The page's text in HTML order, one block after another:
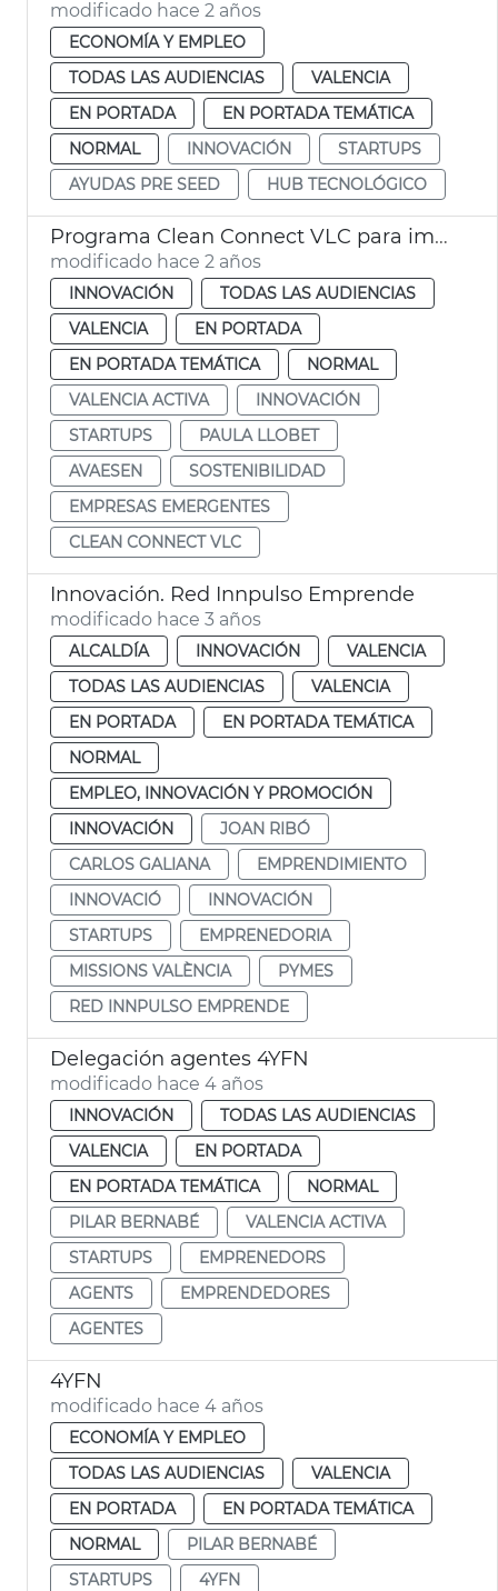
modificado hace 2 años
ECONOMÍA Y EMPLEO
TODAS LAS AUDIENCIAS
VALENCIA
EN PORTADA
EN PORTADA TEMÁTICA
NORMAL
INNOVACIÓN
STARTUPS
AYUDAS PRE SEED
HUB TECNOLÓGICO
Programa Clean Connect VLC para implicar startups
modificado hace 2 años
INNOVACIÓN
TODAS LAS AUDIENCIAS
VALENCIA
EN PORTADA
EN PORTADA TEMÁTICA
NORMAL
VALENCIA ACTIVA
INNOVACIÓN
STARTUPS
PAULA LLOBET
AVAESEN
SOSTENIBILIDAD
EMPRESAS EMERGENTES
CLEAN CONNECT VLC
Innovación. Red Innpulso Emprende
modificado hace 3 años
ALCALDÍA INNOVACIÓN
VALENCIA
TODAS LAS AUDIENCIAS
VALENCIA
EN PORTADA
EN PORTADA TEMÁTICA
NORMAL
EMPLEO, INNOVACIÓN Y PROMOCIÓN
INNOVACIÓN
JOAN RIBÓ
CARLOS GALIANA
EMPRENDIMIENTO
INNOVACIÓ
INNOVACIÓN
STARTUPS
EMPRENEDORIA
MISSIONS VALÈNCIA
PYMES
RED INNPULSO EMPRENDE
Delegación agentes 4YFN
modificado hace 4 años
INNOVACIÓN
TODAS LAS AUDIENCIAS
VALENCIA
EN PORTADA
EN PORTADA TEMÁTICA
NORMAL
PILAR BERNABÉ
VALENCIA ACTIVA
STARTUPS
EMPRENEDORS
AGENTS
EMPRENDEDORES
AGENTES
4YFN
modificado hace 4 años
ECONOMÍA Y EMPLEO
TODAS LAS AUDIENCIAS
VALENCIA
EN PORTADA
EN PORTADA TEMÁTICA
NORMAL
PILAR BERNABÉ
STARTUPS
4YFN